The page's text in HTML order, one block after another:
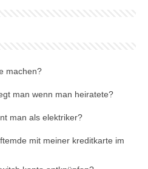
machen?
man wenn man heiratete?
man als elektriker?
mit meiner kreditkarte im